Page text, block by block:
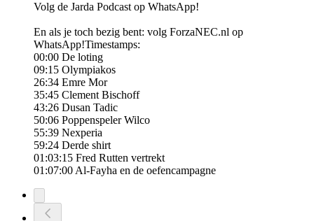
Volg de Jarda Podcast op WhatsApp!
En als je toch bezig bent: volg ForzaNEC.nl op
WhatsApp!Timestamps:
00:00 De loting
09:15 Olympiakos
26:34 Emre Mor
35:45 Clement Bischoff
43:26 Dusan Tadic
50:06 Poppenspeler Wilco
55:39 Nexperia
59:24 Derde shirt
01:03:15 Fred Rutten vertrekt
01:07:00 Al-Fayha en de oefencampagne